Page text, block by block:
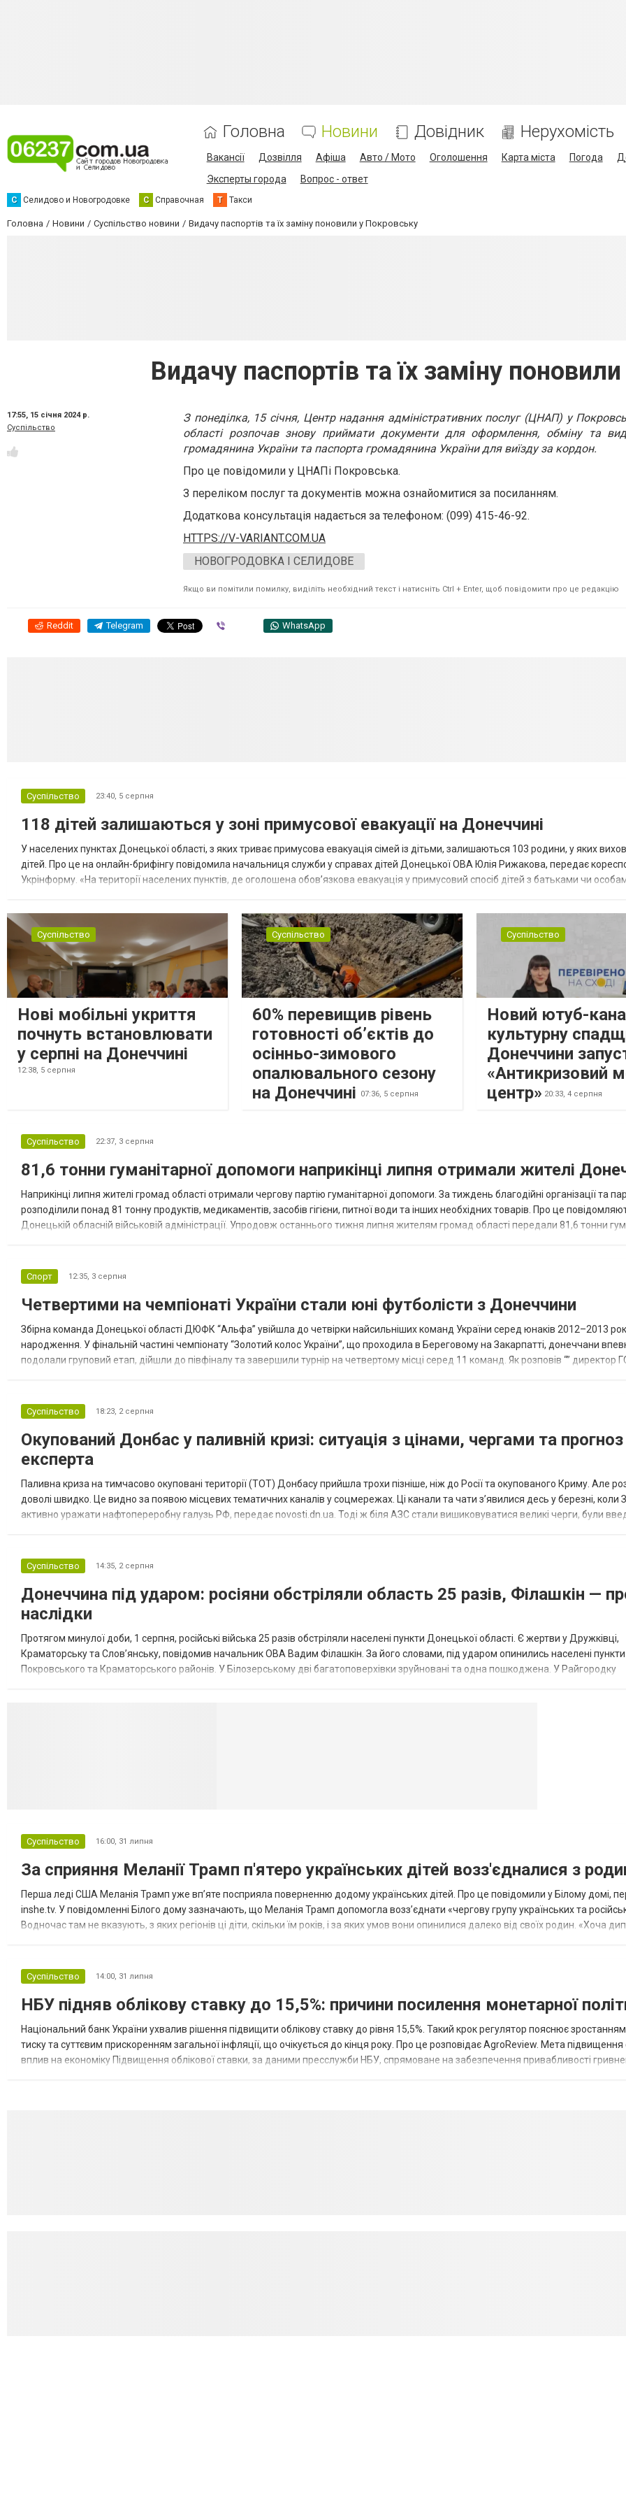
Головна Новини Довідник Нерухомість
Вакансії Дозвілля Афіша Авто / Мото Оголошення Карта міста Погода
Эксперты города
Вопрос - ответ
С Селидово и Новогродовке С Справочная Т Такси
Головна Новини Суспільство новини Видачу паспортів та їх заміну поновили у Покровську
Видачу паспортів та їх заміну
17:55, 15 січня 2024 р.
Суспільство
З понеділка, 15 січня, Центр надання адміністративних послуг (ЦНАП) у
області розпочав знову приймати документи для оформлення, обміну та
громадянина України та паспорта громадянина України для виїзду за кордон.
Про це повідомили у ЦНАПі Покровська.
З переліком послуг та документів можна ознайомитися за посиланням.
Додаткова консультація надається за телефоном: (099) 415-46-92.
HTTPS://V-VARIANT.COM.UA
НОВОГРОДОВКА І СЕЛИДОВЕ
Якщо ви помітили помилку, виділіть необхідний текст і натисніть Ctrl + Enter, щоб повідомити про це редакцію
Reddit Telegram WhatsApp
Суспільство 23:40, 5 серпня
118 дітей залишаються у зоні примусової евакуації на Донеччині
У населених пунктах Донецької області, з яких триває примусова евакуація сімей із дітьми, залишаються 103 родини, у яких
дітей. Про це на онлайн-брифінгу повідомила начальниця служби у справах дітей Донецької ОВА Юлія Рижакова, передає
Укрінформу. «На території населених пунктів, де оголошена обов’язкова евакуація у примусовий спосіб дітей з батьками чи
Суспільство
Нові мобільні укриття
почнуть встановлювати
у серпні на Донеччині
12:38, 5 серпня
Суспільство
60% перевищив рівень
готовності об’єктів до
осінньо-зимового
опалювального сезону
на Донеччині
07:36, 5 серпня
Суспільство
Новий ютуб-
культурну
Донеччини
«Антикризовий
центр» 20:33, 4 серпня
Суспільство 22:37, 3 серпня
81,6 тонни гуманітарної допомоги наприкінці липня отримали жителі
Наприкінці липня жителі громад області отримали чергову партію гуманітарної допомоги. За тиждень благодійні організації та
розподілили понад 81 тонну продуктів, медикаментів, засобів гігієни, питної води та інших необхідних товарів. Про це
Донецькій обласній військовій адміністрації. Упродовж останнього тижня липня жителям громад області передали 81,6 тонни
Спорт 12:35, 3 серпня
Четвертими на чемпіонаті України стали юні футболісти з Донеччини
Збірна команда Донецької області ДЮФК “Альфа” увійшла до четвірки найсильніших команд України серед юнаків 2012–2013
народження. У фінальній частині чемпіонату “Золотий колос України”, що проходила в Береговому на Закарпатті, донеччани
подолали груповий етап, дійшли до півфіналу та завершили турнір на четвертому місці серед 11 команд. Як розповів “” директор
Суспільство 18:23, 2 серпня
Окупований Донбас у паливній кризі: ситуація з цінами, чергами та прогноз
експерта
Паливна криза на тимчасово окуповані території (ТОТ) Донбасу прийшла трохи пізніше, ніж до Росії та окупованого Криму. Але
доволі швидко. Це видно за появою місцевих тематичних каналів у соцмережах. Ці канали та чати з’явилися десь у березні, коли
активно уражати нафтопереробну галузь РФ, передає novosti.dn.ua. Тоді ж біля АЗС стали вишиковуватися великі черги, були
Суспільство 14:35, 2 серпня
Донеччина під ударом: росіяни обстріляли область 25 разів, Філашкін —
наслідки
Протягом минулої доби, 1 серпня, російські війська 25 разів обстріляли населені пункти Донецької області. Є жертви у Дружківці,
Краматорську та Слов’янську, повідомив начальник ОВА Вадим Філашкін. За його словами, під ударом опинились населені пункти
Покровського та Краматорського районів. У Білозерському дві багатоповерхівки зруйновані та одна пошкоджена. У Райгородку
Суспільство 16:00, 31 липня
За сприяння Меланії Трамп п'ятеро українських дітей возз'єдналися з
Перша леді США Меланія Трамп уже впʼяте посприяла поверненню додому українських дітей. Про це повідомили у Білому домі,
inshe.tv. У повідомленні Білого дому зазначають, що Меланія Трамп допомогла возз’єднати «чергову групу українських та
Водночас там не вказують, з яких регіонів ці діти, скільки їм років, і за яких умов вони опинилися далеко від своїх родин. «Хоча
Суспільство 14:00, 31 липня
НБУ підняв облікову ставку до 15,5%: причини посилення монетарної
Національний банк України ухвалив рішення підвищити облікову ставку до рівня 15,5%. Такий крок регулятор пояснює
тиску та суттєвим прискоренням загальної інфляції, що очікується до кінця року. Про це розповідає AgroReview. Мета підвищення
вплив на економіку Підвищення облікової ставки, за даними пресслужби НБУ, спрямоване на забезпечення привабливості